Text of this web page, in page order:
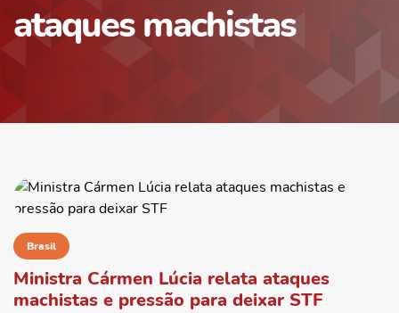
ataques machistas
Brasil
Ministra Cármen Lúcia relata ataques
machistas e pressão para deixar STF